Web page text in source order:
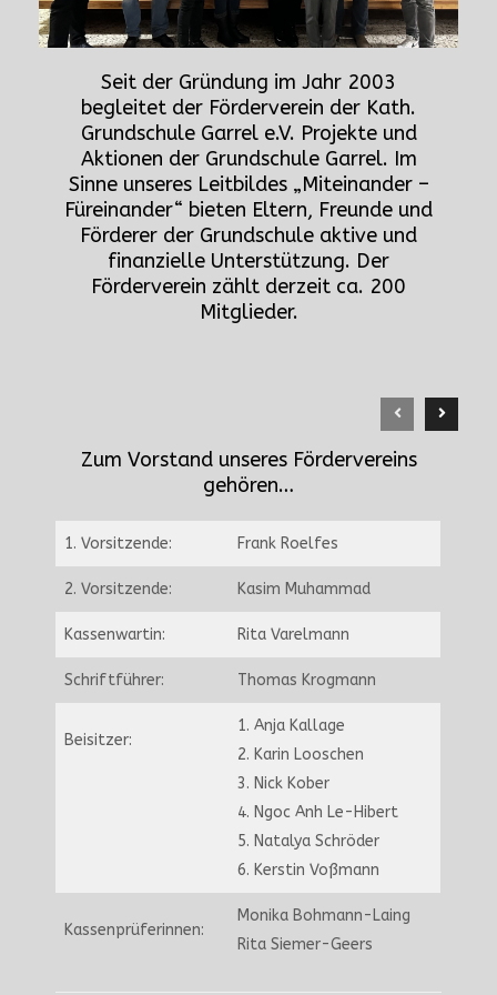
Seit der Gründung im Jahr 2003
begleitet der Förderverein der Kath.
Grundschule Garrel e.V. Projekte und
Aktionen der Grundschule Garrel. Im
Sinne unseres Leitbildes „Miteinander –
Füreinander“ bieten Eltern, Freunde und
Förderer der Grundschule aktive und
finanzielle Unterstützung. Der
Förderverein zählt derzeit ca. 200
Mitglieder.
Zum Vorstand unseres Fördervereins
gehören…
1. Vorsitzende: Frank Roelfes
2. Vorsitzende: Kasim Muhammad
Kassenwartin: Rita Varelmann
Schriftführer: Thomas Krogmann
Beisitzer:
1. Anja Kallage
2. Karin Looschen
3. Nick Kober
4. Ngoc Anh Le-Hibert
5. Natalya Schröder
6. Kerstin Voßmann
Kassenprüferinnen:
Monika Bohmann-Laing
Rita Siemer-Geers